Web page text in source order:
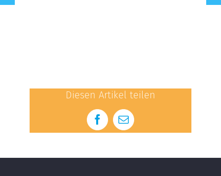
Diesen Artikel teilen
Facebook
E-
Mail